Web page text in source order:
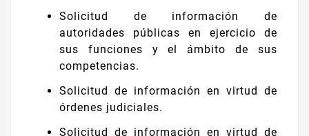
Solicitud de información de
autoridades públicas en ejercicio de
sus funciones y el ámbito de sus
competencias.
Solicitud de información en virtud de
órdenes judiciales.
Solicitud de información en virtud de